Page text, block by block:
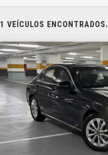
1 VEÍCULOS ENCONTRADOS.